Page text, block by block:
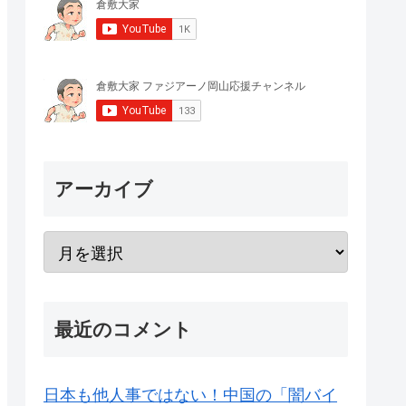
アーカイブ
最近のコメント
日本も他人事ではない！中国の「闇バイ